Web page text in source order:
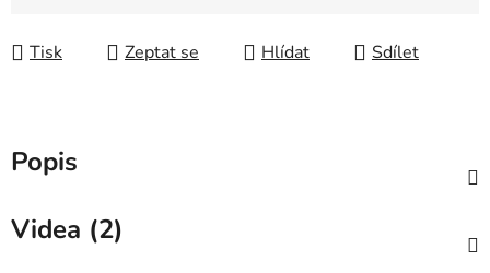
Tisk Zeptat se Hlídat Sdílet
Popis
Videa (2)